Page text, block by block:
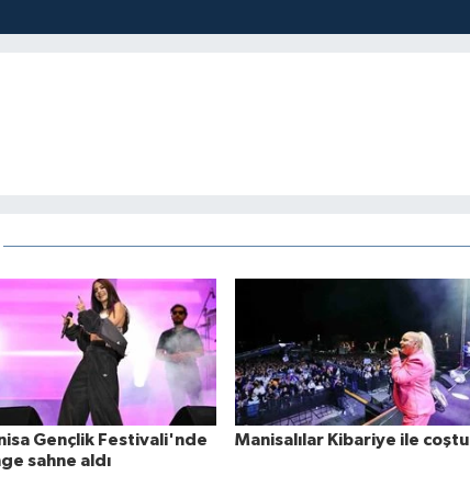
Gençlik Festivali'nde
sahne aldı
Manisalılar Kibariye ile coştu